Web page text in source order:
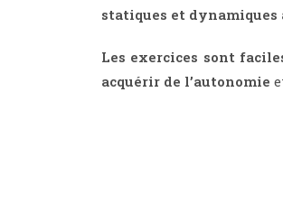
statiques et
Les exercices sont
acquérir de l’autonomie